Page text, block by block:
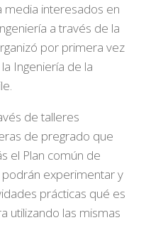
media interesados en
a través de la
por primera vez
Ingeniería de la
de talleres
de pregrado que
el Plan común de
experimentar y
prácticas qué es
utilizando las mismas